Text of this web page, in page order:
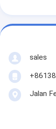
sales
Jalan